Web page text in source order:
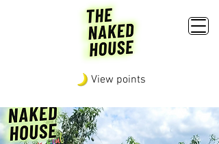
View points